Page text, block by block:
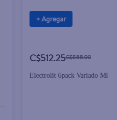
+ Agregar
C$512.25C$588.00
Electrolit 6pack Variado Ml